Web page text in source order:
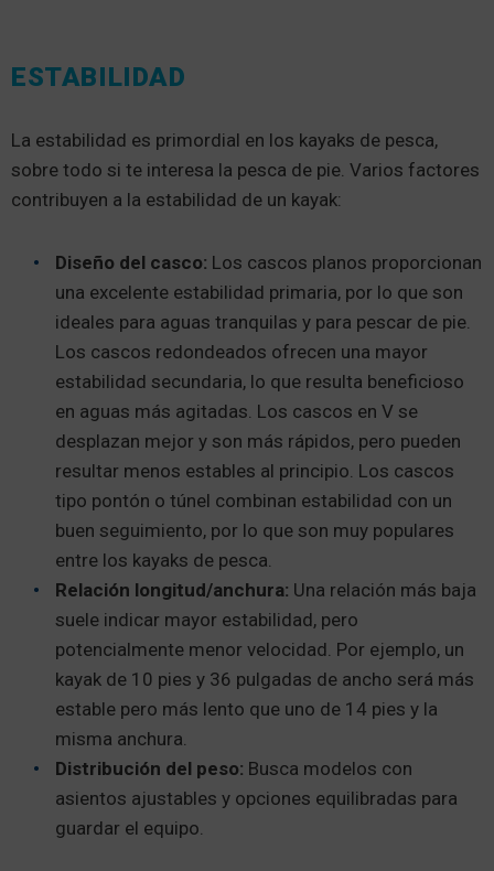
ESTABILIDAD
La estabilidad es primordial en los kayaks de pesca,
sobre todo si te interesa la pesca de pie. Varios factores
contribuyen a la estabilidad de un kayak:
Diseño del casco: Los cascos planos proporcionan
una excelente estabilidad primaria, por lo que son
ideales para aguas tranquilas y para pescar de pie.
Los cascos redondeados ofrecen una mayor
estabilidad secundaria, lo que resulta beneficioso
en aguas más agitadas. Los cascos en V se
desplazan mejor y son más rápidos, pero pueden
resultar menos estables al principio. Los cascos
tipo pontón o túnel combinan estabilidad con un
buen seguimiento, por lo que son muy populares
entre los kayaks de pesca.
Relación longitud/anchura: Una relación más baja
suele indicar mayor estabilidad, pero
potencialmente menor velocidad. Por ejemplo, un
kayak de 10 pies y 36 pulgadas de ancho será más
estable pero más lento que uno de 14 pies y la
misma anchura.
Distribución del peso: Busca modelos con
asientos ajustables y opciones equilibradas para
guardar el equipo.